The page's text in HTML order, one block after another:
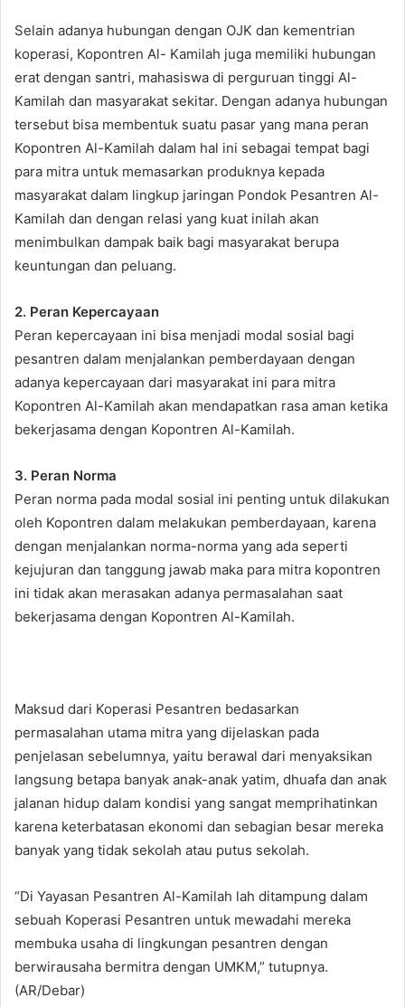
Selain adanya hubungan dengan OJK dan kementrian
koperasi, Kopontren Al- Kamilah juga memiliki hubungan
erat dengan santri, mahasiswa di perguruan tinggi Al-
Kamilah dan masyarakat sekitar. Dengan adanya hubungan
tersebut bisa membentuk suatu pasar yang mana peran
Kopontren Al-Kamilah dalam hal ini sebagai tempat bagi
para mitra untuk memasarkan produknya kepada
masyarakat dalam lingkup jaringan Pondok Pesantren Al-
Kamilah dan dengan relasi yang kuat inilah akan
menimbulkan dampak baik bagi masyarakat berupa
keuntungan dan peluang.
2. Peran Kepercayaan
Peran kepercayaan ini bisa menjadi modal sosial bagi
pesantren dalam menjalankan pemberdayaan dengan
adanya kepercayaan dari masyarakat ini para mitra
Kopontren Al-Kamilah akan mendapatkan rasa aman ketika
bekerjasama dengan Kopontren Al-Kamilah.
3. Peran Norma
Peran norma pada modal sosial ini penting untuk dilakukan
oleh Kopontren dalam melakukan pemberdayaan, karena
dengan menjalankan norma-norma yang ada seperti
kejujuran dan tanggung jawab maka para mitra kopontren
ini tidak akan merasakan adanya permasalahan saat
bekerjasama dengan Kopontren Al-Kamilah.
Maksud dari Koperasi Pesantren bedasarkan
permasalahan utama mitra yang dijelaskan pada
penjelasan sebelumnya, yaitu berawal dari menyaksikan
langsung betapa banyak anak-anak yatim, dhuafa dan anak
jalanan hidup dalam kondisi yang sangat memprihatinkan
karena keterbatasan ekonomi dan sebagian besar mereka
banyak yang tidak sekolah atau putus sekolah.
“Di Yayasan Pesantren Al-Kamilah lah ditampung dalam
sebuah Koperasi Pesantren untuk mewadahi mereka
membuka usaha di lingkungan pesantren dengan
berwirausaha bermitra dengan UMKM,” tutupnya.
(AR/Debar)